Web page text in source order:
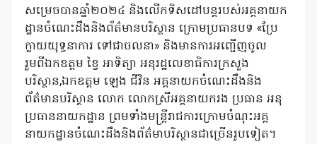
សម្រេចបានឆ្នាំ២០២៤ និងលើកទិសដៅបន្តរបស់អគ្គនាយក
ដ្ឋានចំណេះដឹងនិងព័ត៌មានបរិស្ថាន ក្រោមប្រធានបទ «ប្រែ
ក្លាយយុទ្ធនាការ ទៅជាចលនា» និងមានការអញ្ជើញចូល
រួមពីឯកឧត្តម ខ្វៃ អាទិត្យា អនុរដ្ឋលេខាធិការក្រសួង
បរិស្ថាន,ឯកឧត្តម ឡេង ជីវិន អគ្គនាយកចំណេះដឹងនិង
ព័ត៌មានបរិស្ថាន លោក លោកស្រីអគ្គនាយករង ប្រធាន អនុ
ប្រធាននាយកដ្ឋាន ព្រមទាំងមន្ត្រីរាជការក្រោមចំណុះអគ្គ
នាយកដ្ឋានចំណេះដឹងនិងព័ត៌មាបរិស្ថានជាច្រើនរូបទៀត។